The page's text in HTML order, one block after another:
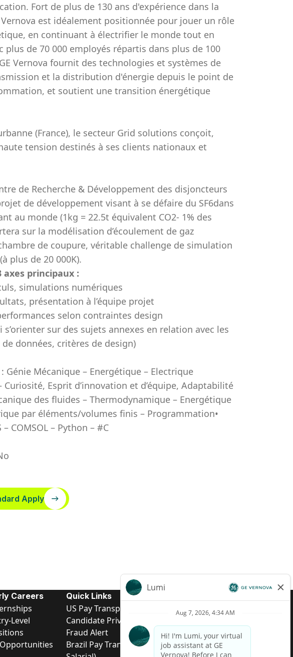
Fort de plus de 130 ans d'expérience dans la
est idéalement positionnée pour jouer un rôle
en continuant à électrifier le monde tout en
de 70 000 employés répartis dans plus de 100
Vernova fournit des technologies et systèmes de
et la distribution d'énergie depuis le point de
et soutient une transition énergétique
(France), le secteur Grid solutions conçoit,
tension destinés à ses clients nationaux et
de Recherche & Développement des disjoncteurs
de développement visant à se défaire du SF6dans
au monde (1kg = 22.5t équivalent CO2- 1% des
sur la modélisation d’écoulement de gaz
de coupure, véritable challenge de simulation
plus de 20 000K).
principaux :
simulations numériques
présentation à l’équipe projet
selon contraintes design
sur des sujets annexes en relation avec les
données, critères de design)
Génie Mécanique – Energétique – Electrique
Esprit d’innovation et d’équipe, Adaptabilité
des fluides – Thermodynamique – Energétique
par éléments/volumes finis – Programmation•
COMSOL – Python – #C
Apply
Careers
Level
Quick Links
US Pay Transparency
Candidate Privacy Notice
Fraud Alert
Brazil Pay Transparency (Relatório de Transparência